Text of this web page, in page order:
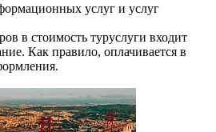
услуг и услуг
в стоимость туруслуги входит
Как правило, оплачивается в